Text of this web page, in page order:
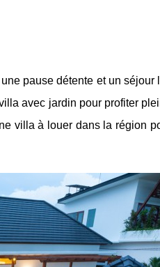
pause détente et un séjour
avec jardin pour profiter
villa à louer dans la région